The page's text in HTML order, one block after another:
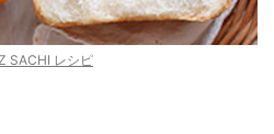
SACHI レシピ